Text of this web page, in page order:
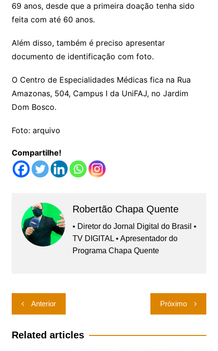
69 anos, desde que a primeira doação tenha sido
feita com até 60 anos.
Além disso, também é preciso apresentar
documento de identificação com foto.
O Centro de Especialidades Médicas fica na Rua
Amazonas, 504, Campus I da UniFAJ, no Jardim
Dom Bosco.
Foto: arquivo
Compartilhe!
Robertão Chapa Quente
• Diretor do Jornal Digital do Brasil •
TV DIGITAL • Apresentador do
Programa Chapa Quente
Navegação
de
Post
Anterior Próximo
Related articles